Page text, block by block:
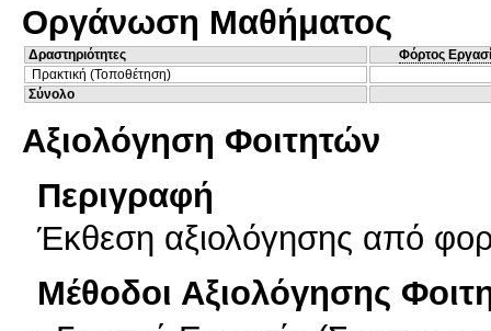
Οργάνωση Μαθήματος
Δραστηριότητες
Φόρτος
Πρακτική (Τοποθέτηση)
Σύνολο
Αξιολόγηση Φοιτητών
Περιγραφή
Έκθεση αξιολόγησης από
Μέθοδοι Αξιολόγησης